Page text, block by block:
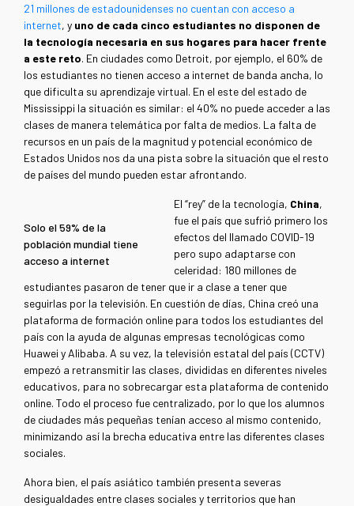
21 millones de estadounidenses no cuentan con acceso a
internet, y uno de cada cinco estudiantes no disponen de
la tecnología necesaria en sus hogares para hacer frente
a este reto. En ciudades como Detroit, por ejemplo, el 60% de
los estudiantes no tienen acceso a internet de banda ancha, lo
que dificulta su aprendizaje virtual. En el este del estado de
Mississippi la situación es similar: el 40% no puede acceder a las
clases de manera telemática por falta de medios. La falta de
recursos en un país de la magnitud y potencial económico de
Estados Unidos nos da una pista sobre la situación que el resto
de países del mundo pueden estar afrontando.
Solo el 59% de la
población mundial tiene
acceso a internet
El “rey” de la tecnología, China,
fue el país que sufrió primero los
efectos del llamado COVID-19
pero supo adaptarse con
celeridad: 180 millones de
estudiantes pasaron de tener que ir a clase a tener que
seguirlas por la televisión. En cuestión de días, China creó una
plataforma de formación online para todos los estudiantes del
país con la ayuda de algunas empresas tecnológicas como
Huawei y Alibaba. A su vez, la televisión estatal del país (CCTV)
empezó a retransmitir las clases, divididas en diferentes niveles
educativos, para no sobrecargar esta plataforma de contenido
online. Todo el proceso fue centralizado, por lo que los alumnos
de ciudades más pequeñas tenían acceso al mismo contenido,
minimizando así la brecha educativa entre las diferentes clases
sociales.
Ahora bien, el país asiático también presenta severas
desigualdades entre clases sociales y territorios que han